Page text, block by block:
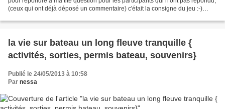
(ceux qui ont déjà déposé un commentaire) c'était la consigne du jeu :-)
la vie sur bateau un long fleuve tranquille {
activités, sorties, permis bateau, souvenirs}
Publié le 24/05/2013 à 10:58
Par nessa